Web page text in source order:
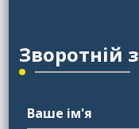
Зворотній
Ваше ім'я